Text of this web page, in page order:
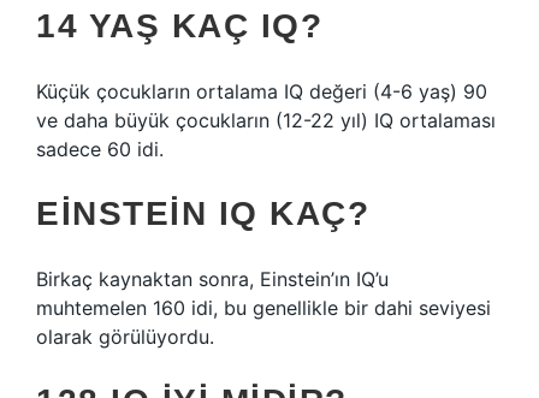
14 YAŞ KAÇ IQ?
Küçük çocukların ortalama IQ değeri (4-6 yaş) 90
ve daha büyük çocukların (12-22 yıl) IQ ortalaması
sadece 60 idi.
EINSTEIN IQ KAÇ?
Birkaç kaynaktan sonra, Einstein’ın IQ’u
muhtemelen 160 idi, bu genellikle bir dahi seviyesi
olarak görülüyordu.